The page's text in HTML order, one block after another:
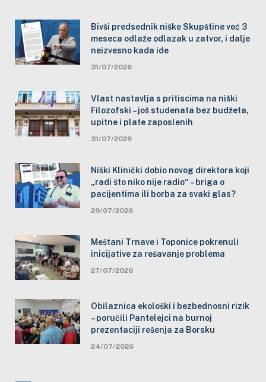
Bivši predsednik niške Skupštine već 3
meseca odlaže odlazak u zatvor, i dalje
neizvesno kada ide
31/07/2026
Vlast nastavlja s pritiscima na niški
Filozofski – još studenata bez budžeta,
upitne i plate zaposlenih
31/07/2026
Niški Klinički dobio novog direktora koji
„radi što niko nije radio“ – briga o
pacijentima ili borba za svaki glas?
29/07/2026
Meštani Trnave i Toponice pokrenuli
inicijative za rešavanje problema
27/07/2026
Obilaznica ekološki i bezbednosni rizik
– poručili Pantelejci na burnoj
prezentaciji rešenja za Borsku
24/07/2026